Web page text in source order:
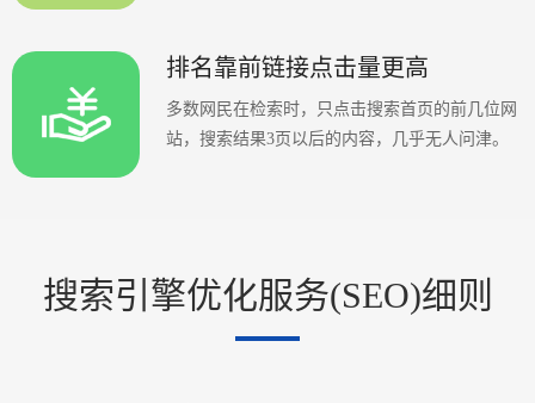
排名靠前链接点击量更高
多数网民在检索时，只点击搜索首页的前几位网
站，搜索结果3页以后的内容，几乎无人问津。
搜索引擎优化服务(SEO)细则